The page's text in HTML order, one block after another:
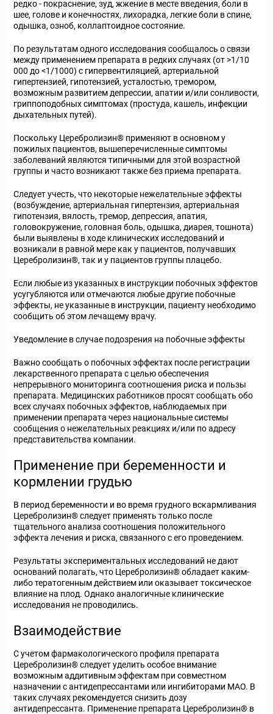
редко - покраснение, зуд, жжение в месте введения, боли в
шее, голове и конечностях, лихорадка, легкие боли в спине,
одышка, озноб, коллаптоидное состояние.
По результатам одного исследования сообщалось о связи
между применением препарата в редких случаях (от >1/10
000 до <1/1000) с гипервентиляцией, артериальной
гипертензией, гипотензией, усталостью, тремором,
возможным развитием депрессии, апатии и/или сонливости,
гриппоподобных симптомах (простуда, кашель, инфекции
дыхательных путей).
Поскольку Церебролизин® применяют в основном у
пожилых пациентов, вышеперечисленные симптомы
заболеваний являются типичными для этой возрастной
группы и часто возникают также без приема препарата.
Следует учесть, что некоторые нежелательные эффекты
(возбуждение, артериальная гипертензия, артериальная
гипотензия, вялость, тремор, депрессия, апатия,
головокружение, головная боль, одышка, диарея, тошнота)
были выявлены в ходе клинических исследований и
возникали в равной мере как у пациентов, получавших
Церебролизин®, так и у пациентов группы плацебо.
Если любые из указанных в инструкции побочных эффектов
усугубляются или отмечаются любые другие побочные
эффекты, не указанные в инструкции, пациенту необходимо
cообщить об этом лечащему врачу.
Уведомление в случае подозрения на побочные эффекты
Важно сообщать о побочных эффектах после регистрации
лекарственного препарата с целью обеспечения
непрерывного мониторинга соотношения риска и пользы
препарата. Медицинских работников просят сообщать обо
всех случаях побочных эффектов, наблюдаемых при
применении препарата через национальные системы
сообщения о нежелательных реакциях и/или по адресу
представительства компании.
Применение при беременности и
кормлении грудью
В период беременности и во время грудного вскармливания
Церебролизин® следует применять только после
тщательного анализа соотношения положительного
эффекта лечения и риска, связанного с его проведением.
Результаты экспериментальных исследований не дают
оснований полагать, что Церебролизин® обладает каким-
либо тератогенным действием или оказывает токсическое
влияние на плод. Однако аналогичные клинические
исследования не проводились.
Взаимодействие
С учетом фармакологического профиля препарата
Церебролизин® следует уделить особое внимание
возможным аддитивным эффектам при совместном
назначении с антидепрессантами или ингибиторами МАО. В
таких случаях рекомендуется снизить дозу
антидепрессанта. Применение препарата Церебролизин® в